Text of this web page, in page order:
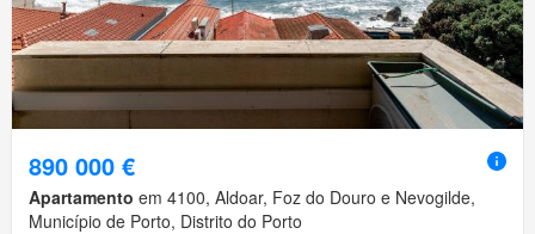
890 000 €
Apartamento em 4100, Aldoar, Foz do Douro e Nevogilde,
Município de Porto, Distrito do Porto